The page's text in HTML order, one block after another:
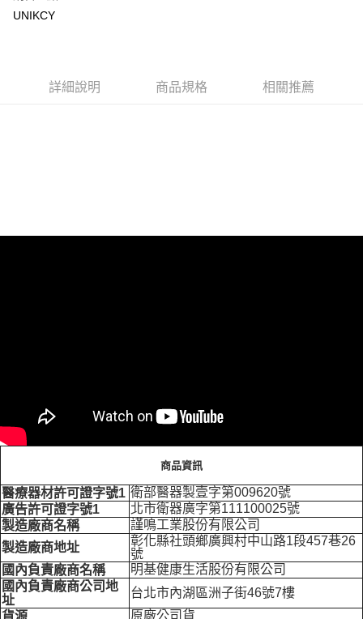
UNIKCY
詳細說明 商品規格 相關推薦
商品資訊
醫療器材許可證字號1 衛部醫器製壹字第009620號
廣告許可證字號1
北市衛器廣字第111100025號
製造廠商名稱
謹鳴工業股份有限公司
製造廠商地址
彰化縣社頭鄉廣興村中山路1段457巷26
號
國內負責廠商名稱
明基健康生活股份有限公司
國內負責廠商公司地
址
台北市內湖區洲子街46號7樓
貨源
原廠公司貨